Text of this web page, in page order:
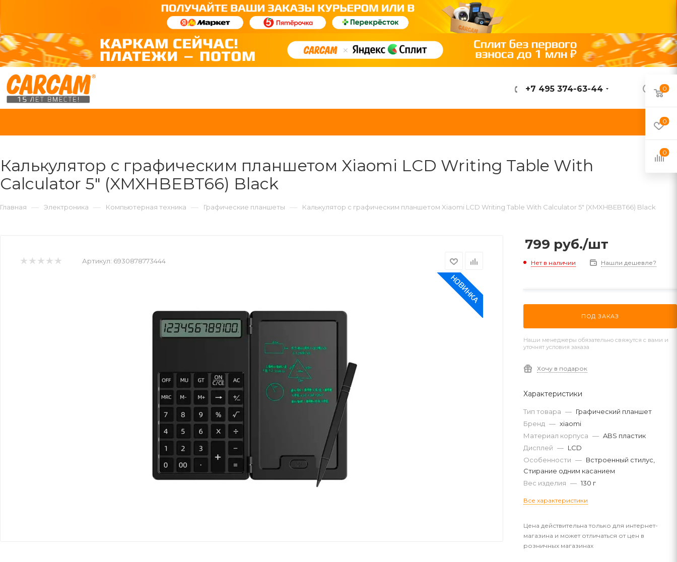
ВОЙТИ
+7 495 374-63-44
Калькулятор с графическим планшетом Xiaomi LCD Writing Table With
Calculator 5" (XMXHBEBT66) Black
Главная — Электроника — Компьютерная техника — Графические планшеты — Калькулятор с графическим планшетом Xiaomi LCD Writing Table With Calculator 5" (XMXHBEBT66) Black
Артикул: 6930878773444
799 руб./шт
Нет в наличии Нашли дешевле?
ПОД ЗАКАЗ
Наши менеджеры обязательно свяжутся с вами и
уточнят условия заказа
Хочу в подарок
Характеристики
Тип товара — Графический планшет
Бренд — xiaomi
Материал корпуса — ABS пластик
Дисплей — LCD
Особенности — Встроенный стилус,
Стирание одним касанием
Вес изделия — 130 г
Все характеристики
Цена действительна только для интернет-
магазина и может отличаться от цен в
розничных магазинах
0
0
0